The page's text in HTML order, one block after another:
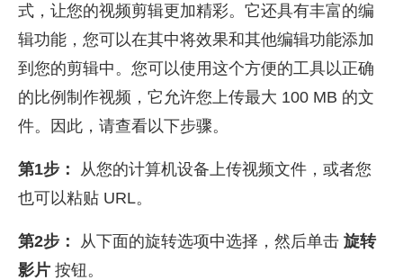
式，让您的视频剪辑更加精彩。它还具有丰富的编
辑功能，您可以在其中将效果和其他编辑功能添加
到您的剪辑中。您可以使用这个方便的工具以正确
的比例制作视频，它允许您上传最大 100 MB 的文
件。因此，请查看以下步骤。
第1步：
从您的计算机设备上传视频文件，或者您
也可以粘贴 URL。
第2步： 从下面的旋转选项中选择，然后单击 旋转
影片 按钮。